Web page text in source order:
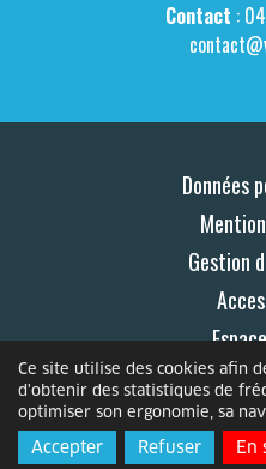
Ce site utilise des cookies afin
d'obtenir des statistiques de
optimiser son ergonomie, sa
Accepter Refuser En
Contact :
©
Données
Gestion